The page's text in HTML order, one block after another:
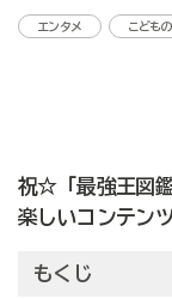
エンタメ こども
祝☆「最強王図
楽しいコンテン
もくじ